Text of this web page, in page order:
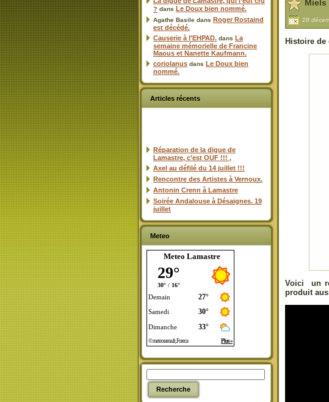
? dans Le Doux bien nommé.
Agathe Basile dans Roger Rostaind
est décédé.
Causerie à l’EHPAD. dans La
semaine mémorielle de Francine
Maous et Nanette Kaufmann.
coriolanus dans Le Doux bien
nommé.
Articles récents
Réparation de la digue de
Lamastre, c’est OUF !!! ,
Axel au défilé du 14 juillet !!!
Rencontre des Artistes à Vernoux.
Antonin Crenn à Lamastre
Soirée Andalouse à Désaignes. 19
juillet
Meteo
Meteo Lamastre
28
Histoire
Voici un
produit